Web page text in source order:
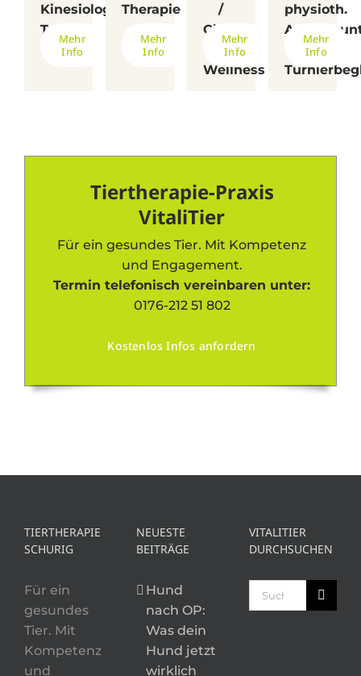
Kinesiologisches
Tapen
Mehr
Info
Therapie
Mehr
Info
/
Check-
Up &
Wellness
Mehr
Info
physioth.
Mehr
Info
Tiertherapie-Praxis
VitaliTier
Für ein gesundes Tier. Mit Kompetenz
und Engagement.
Termin telefonisch vereinbaren unter:
0176-212 51 802
Kostenlos Infos anfordern
TIERTHERAPIE
SCHURIG
Für ein
gesundes
Tier. Mit
Kompetenz
und
NEUESTE
BEITRÄGE
Hund
nach OP:
Was dein
Hund jetzt
wirklich
VITALITIER
DURCHSUCHEN
Suche
nach: